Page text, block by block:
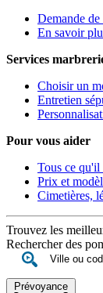
Demande
En savoir
Services
Choisir un
Entretien
Pour vous aider
Tous ce qu'il
Prix et
Cimetières,
Trouvez les
Rechercher des
Prévoyance